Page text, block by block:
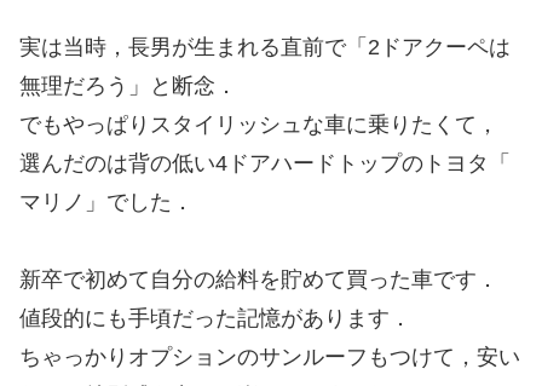
実は当時，長男が生まれる直前で「2ドアクーペは
無理だろう」と断念．
でもやっぱりスタイリッシュな車に乗りたくて，
選んだのは背の低い4ドアハードトップのトヨタ「
マリノ」でした．
新卒で初めて自分の給料を貯めて買った車です．
値段的にも手頃だった記憶があります．
ちゃっかりオプションのサンルーフもつけて，安い